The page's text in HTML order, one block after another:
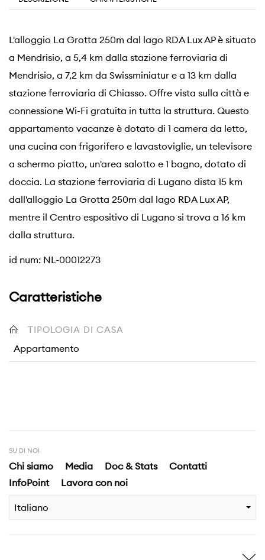
L'alloggio La Grotta 250m dal lago RDA Lux AP è situato
a Mendrisio, a 5,4 km dalla stazione ferroviaria di
Mendrisio, a 7,2 km da Swissminiatur e a 13 km dalla
stazione ferroviaria di Chiasso. Offre vista sulla città e
connessione Wi-Fi gratuita in tutta la struttura. Questo
appartamento vacanze è dotato di 1 camera da letto,
una cucina con frigorifero e lavastoviglie, un televisore
a schermo piatto, un'area salotto e 1 bagno, dotato di
doccia. La stazione ferroviaria di Lugano dista 15 km
dall'alloggio La Grotta 250m dal lago RDA Lux AP,
mentre il Centro espositivo di Lugano si trova a 16 km
dalla struttura.
id num: NL-00012273
Caratteristiche
TIPOLOGIA DI CASA
Appartamento
SU DI NOI
Chi siamo Media Doc & Stats
Contatti
InfoPoint
Lavora con noi
Italiano